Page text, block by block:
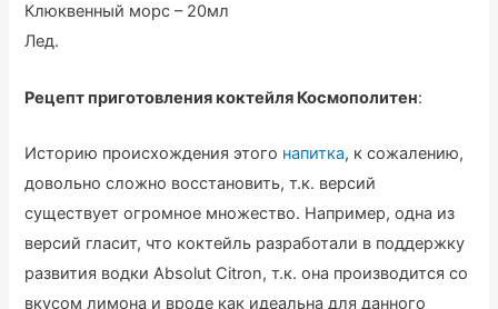
Клюквенный морс – 20мл
Лед.
Рецепт приготовления коктейля Космополитен:
Историю происхождения этого напитка, к сожалению,
довольно сложно восстановить, т.к. версий
существует огромное множество. Например, одна из
версий гласит, что коктейль разработали в поддержку
развития водки Absolut Citron, т.к. она производится со
вкусом лимона и вроде как идеальна для данного